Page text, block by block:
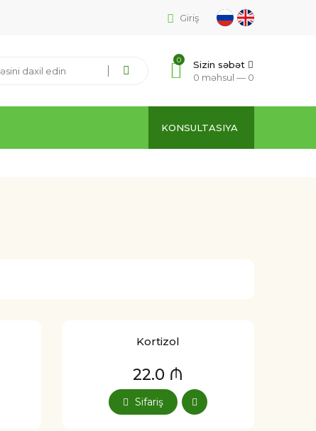
Giriş
0
Sizin səbət
0 məhsul — 0
KONSULTASIYA
Kortizol
22.0 ₼
Sifariş